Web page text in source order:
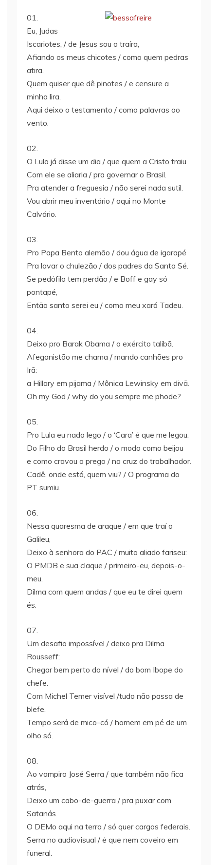
01.
Eu, Judas
Iscariotes, / de Jesus sou o traíra,
Afiando os meus chicotes / como quem pedras
atira.
Quem quiser que dê pinotes / e censure a
minha lira.
Aqui deixo o testamento / como palavras ao
vento.
02.
O Lula já disse um dia / que quem a Cristo traiu
Com ele se aliaria / pra governar o Brasil.
Pra atender a freguesia / não serei nada sutil.
Vou abrir meu inventário / aqui no Monte
Calvário.
03.
Pro Papa Bento alemão / dou água de igarapé
Pra lavar o chulezão / dos padres da Santa Sé.
Se pedófilo tem perdão / e Boff e gay só
pontapé,
Então santo serei eu / como meu xará Tadeu.
04.
Deixo pro Barak Obama / o exército talibã.
Afeganistão me chama / mando canhões pro
Irã:
a Hillary em pijama / Mônica Lewinsky em divã.
Oh my God / why do you sempre me phode?
05.
Pro Lula eu nada lego / o ‘Cara’ é que me legou.
Do Filho do Brasil herdo / o modo como beijou
e como cravou o prego / na cruz do trabalhador.
Cadê, onde está, quem viu? / O programa do
PT sumiu.
06.
Nessa quaresma de araque / em que traí o
Galileu,
Deixo à senhora do PAC / muito aliado fariseu:
O PMDB e sua claque / primeiro-eu, depois-o-
meu.
Dilma com quem andas / que eu te direi quem
és.
07.
Um desafio impossível / deixo pra Dilma
Rousseff:
Chegar bem perto do nível / do bom Ibope do
chefe.
Com Michel Temer visível /tudo não passa de
blefe.
Tempo será de mico-có / homem em pé de um
olho só.
08.
Ao vampiro José Serra / que também não fica
atrás,
Deixo um cabo-de-guerra / pra puxar com
Satanás.
O DEMo aqui na terra / só quer cargos federais.
Serra no audiovisual / é que nem coveiro em
funeral.